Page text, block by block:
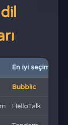
En iyi seçim
Bubblic
HelloTalk